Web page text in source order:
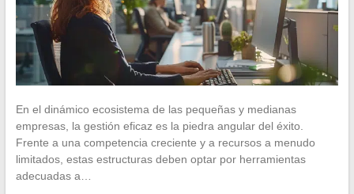
En el dinámico ecosistema de las pequeñas y medianas
empresas, la gestión eficaz es la piedra angular del éxito.
Frente a una competencia creciente y a recursos a menudo
limitados, estas estructuras deben optar por herramientas
adecuadas a…